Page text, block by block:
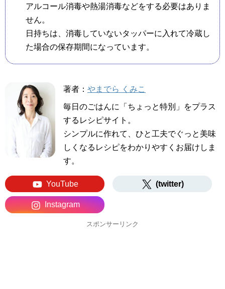
アルコール消毒や熱湯消毒などをする必要はありま
せん。
日持ちは、消毒していないタッパーに入れて冷蔵し
た場合の保存期間になっています。
著者： やまでら くみこ
毎日のごはんに「ちょっと特別」をプラス
するレシピサイト。
シンプルに作れて、ひと工夫でぐっと美味
しくなるレシピをわかりやすくお届けしま
す。
YouTube (twitter)
Instagram
スポンサーリンク